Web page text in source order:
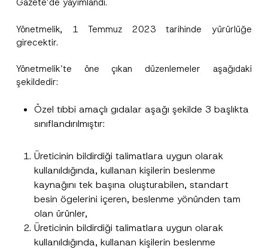
Gazete’de yayımlandı.
Yönetmelik, 1 Temmuz 2023 tarihinde yürürlüğe
girecektir.
Yönetmelik’te öne çıkan düzenlemeler aşağıdaki
şekildedir:
Özel tıbbi amaçlı gıdalar aşağı şekilde 3 başlıkta
sınıflandırılmıştır:
Üreticinin bildirdiği talimatlara uygun olarak
kullanıldığında, kullanan kişilerin beslenme
kaynağını tek başına oluşturabilen, standart
besin ögelerini içeren, beslenme yönünden tam
olan ürünler,
Üreticinin bildirdiği talimatlara uygun olarak
kullanıldığında, kullanan kişilerin beslenme